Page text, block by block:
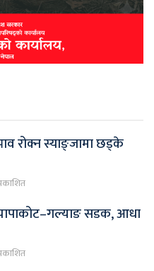
रोक्न स्याङ्जामा छड्के
सडक, आधा